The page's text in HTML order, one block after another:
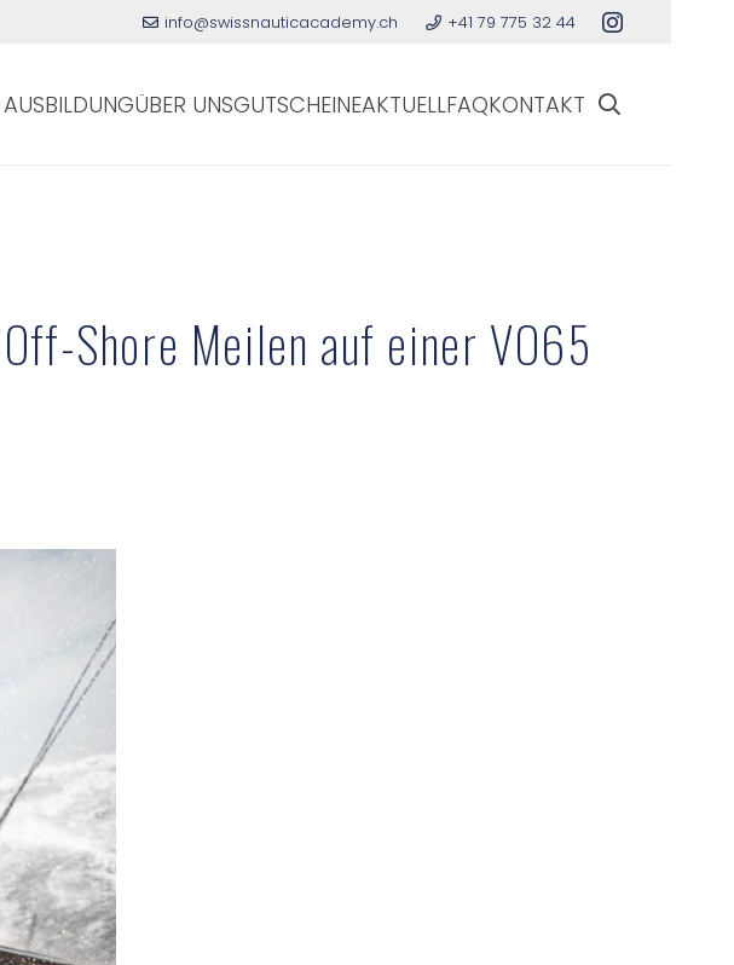
info@swissnauticacademy.ch +41 79 775 32 44
AUSBILDUNGÜBER UNSGUTSCHEINEAKTUELLFAQKONTAKT
Shore Meilen auf einer VO65